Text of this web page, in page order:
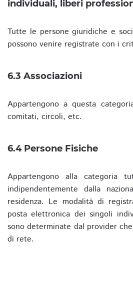
individuali, liberi
Tutte le persone giuridiche e
possono venire registrate con i
6.3 Associazioni
Appartengono a questa
comitati, circoli, etc.
6.4 Persone Fisiche
Appartengono alla categoria
indipendentemente dalla
residenza. Le modalità di
posta elettronica dei singoli
sono determinate dal provider
di rete.